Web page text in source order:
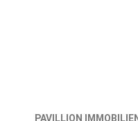
PAVILLION